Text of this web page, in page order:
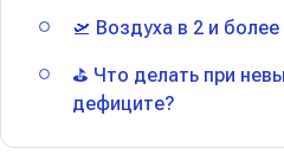
🛫 Воздуха в 2 и
⛳️ Что делать при
дефиците?